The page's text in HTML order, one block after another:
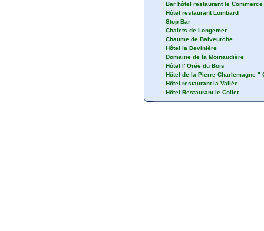
Bar hôtel restaurant le Commerce
Hôtel restaurant Lombard
Stop Bar
Chalets de Longemer
Chaume de Balveurche
Hôtel la Devinière
Domaine de la Moinaudière
Hôtel l' Orée du Bois
Hôtel de la Pierre Charlemagne "
Hôtel restaurant la Vallée
Hôtel Restaurant le Collet